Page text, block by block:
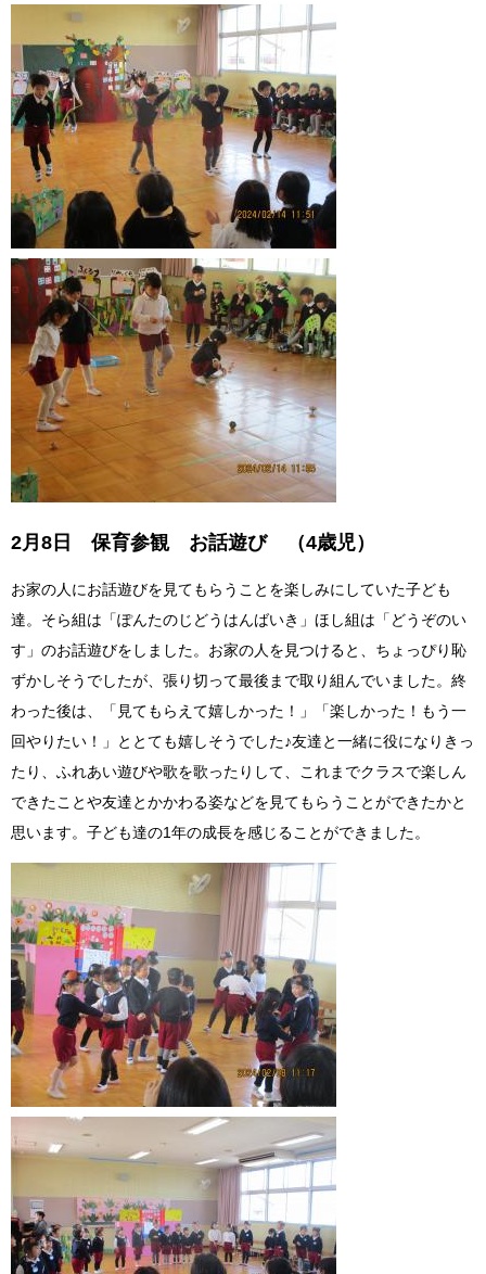
2月8日 保育参観 お話遊び （4歳児）
お家の人にお話遊びを見てもらうことを楽しみにしていた子ども
達。そら組は「ぽんたのじどうはんばいき」ほし組は「どうぞのい
す」のお話遊びをしました。お家の人を見つけると、ちょっぴり恥
ずかしそうでしたが、張り切って最後まで取り組んでいました。終
わった後は、「見てもらえて嬉しかった！」「楽しかった！もう一
回やりたい！」ととても嬉しそうでした♪友達と一緒に役になりきっ
たり、ふれあい遊びや歌を歌ったりして、これまでクラスで楽しん
できたことや友達とかかわる姿などを見てもらうことができたかと
思います。子ども達の1年の成長を感じることができました。